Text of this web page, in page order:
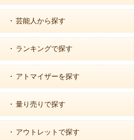
・ 芸能人から探す
・ ランキングで探す
・ アトマイザーを探す
・ 量り売りで探す
・ アウトレットで探す